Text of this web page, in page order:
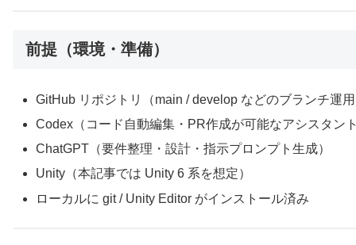
前提（環境・準備）
GitHub リポジトリ（main / develop などのブランチ運
Codex（コード自動編集・PR作成が可能なアシスタン
ChatGPT（要件整理・設計・指示プロンプト生成）
Unity（本記事では Unity 6 系を想定）
ローカルに git / Unity Editor がインストール済み